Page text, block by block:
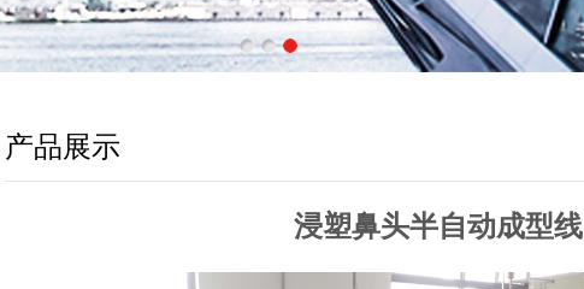
产品展示
浸塑鼻头半自动成型线